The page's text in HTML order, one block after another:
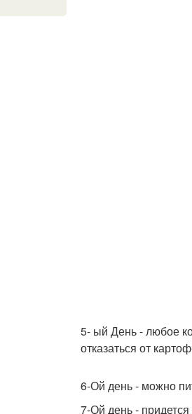
5- ый День - любое
отказаться от
6-Ой день - можно
7-Ой день -